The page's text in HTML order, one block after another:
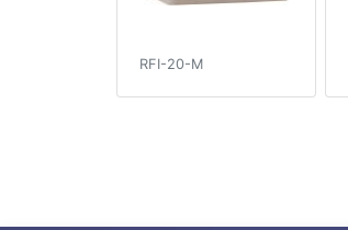
RFI-20-M